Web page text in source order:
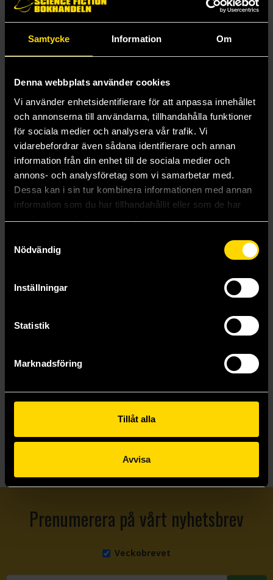
Samtycke Information Om
Denna webbplats använder cookies
Vi använder enhetsidentifierare för att anpassa innehållet
och annonserna till användarna, tillhandahålla funktioner
för sociala medier och analysera vår trafik. Vi
vidarebefordrar även sådana identifierare och annan
information från din enhet till de sociala medier och
annons- och analysföretag som vi samarbetar med.
Dessa kan i sin tur kombinera informationen med annan
information som du har tillhandahållit eller som de har
samlat in när du har använt deras tjänster.
Nödvändig
Inställningar
Statistik
Marknadsföring
Tillåt alla
Avvisa
woods? It's up to you! This highly unique coloring book
dimensional black-and-white illustrations teeming with detail
and action, capturing the feel of each film with poster-like
something darker.
Mer från Ricardo Diseño
299 kr
Visa allt
Prenumerera på vårt nyhetsbrev
Veckobrevet